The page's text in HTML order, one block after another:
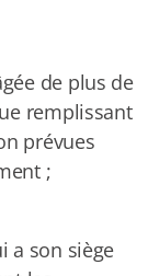
de plus de
remplissant
prévues
;
a son siège